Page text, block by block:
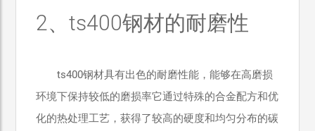
2、ts400钢材的耐磨性
ts400钢材具有出色的耐磨性能，能够在高磨损
环境下保持较低的磨损率它通过特殊的合金配方和优
化的热处理工艺，获得了较高的硬度和均匀分布的碳